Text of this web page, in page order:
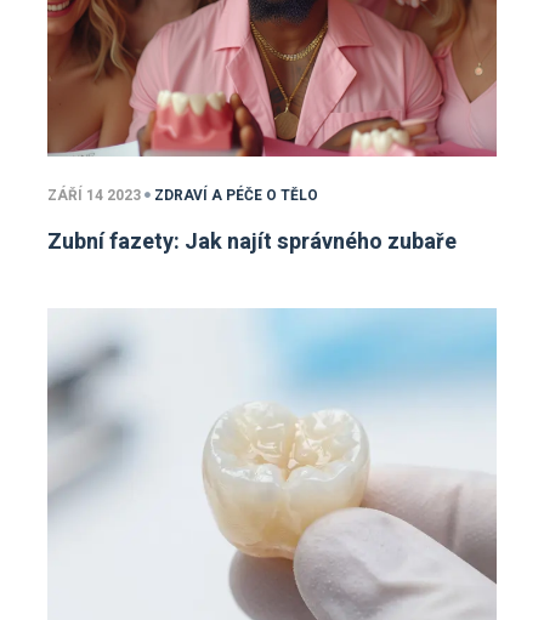
ZÁŘÍ 14 2023 ZDRAVÍ A PÉČE O TĚLO
Zubní fazety: Jak najít správného zubaře